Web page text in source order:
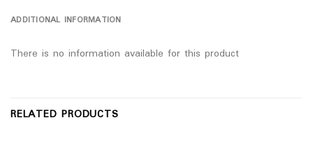
ADDITIONAL INFORMATION
There is no information available for this product
RELATED PRODUCTS